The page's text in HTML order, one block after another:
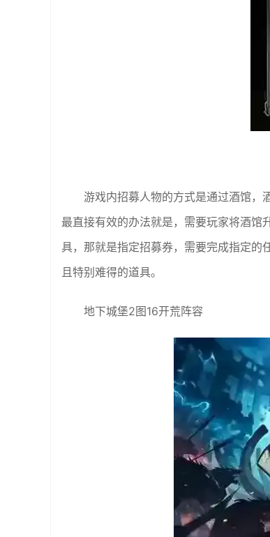
游戏内招募人物的方式是通过酒馆，
最直接有效的办法就是，需要玩家将酒
具，那就是指定招募券，需要完成指定的
且特别难得的道具。
地下城堡2图16开荒阵容